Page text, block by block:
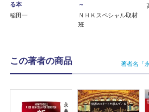
る本
稲田一
～
ＮＨＫスペシャル取材
班
この著者の商品 著者名「